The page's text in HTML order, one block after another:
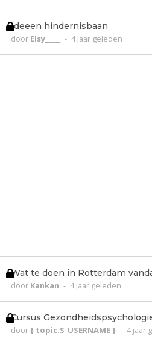
Ideeen hindernisbaan
door Elsy_____ - 4 jaar geleden
Wat te doen in Rotterdam
door Kankan - 4 jaar geleden
Cursus
door{ topic.S_USERNAME } - 4 jaar